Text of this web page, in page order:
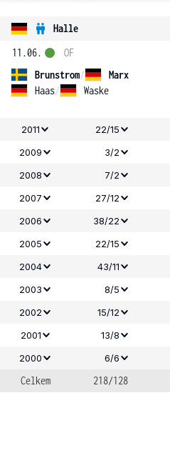
Halle
11.06.
Brunstrom/
Marx
Haas/ Waske
OF
2011 22/15
2009
3/2
2008 7/2
2007 27/12
2006
38/22
2005
22/15
2004
43/11
2003
8/5
2002
15/12
2001
13/8
2000
6/6
Celkem 218/128